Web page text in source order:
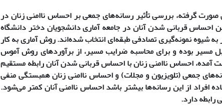
گرفته، بررسی تأثیر رسانه‌های جمعی بر احساس ناامنی زنان در
احساس قربانی شدن آنان در جامعه آماری دانشجویان دختر دانشگاه
بوده است که از میان آنان 370 نفر به شیوه نمونه‌گیری تصادفی طبقه‌ای انتخاب شده‌اند. روش آماری به کار
مسیر بوده و برای محاسبه ضرایب مسیر، از برآوردهای روش آموس
آمده، احساس ناامنی زنان با احساس قربانی شدن آنان رابطه مستقیم
جمعی (تلویزیون و مجلات) و احساس ناامنی زنان همبستگی منفی
افراد از این رسانه‌ها بیشتر باشد احساس ناامنی آنان کمتر می‌شود.
رابطه دارد.